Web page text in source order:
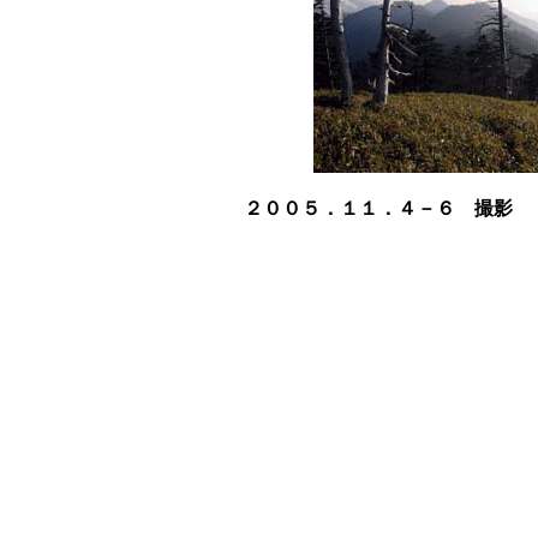
２００５．１１．４－６ 撮影